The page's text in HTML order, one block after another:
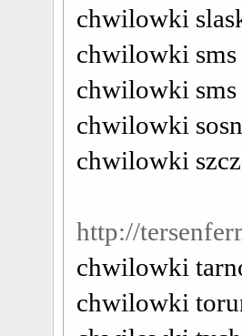
chwilowki
chwilowki sms
chwilowki sms
chwilowki
chwilowki
http://
chwilowki
chwilowki